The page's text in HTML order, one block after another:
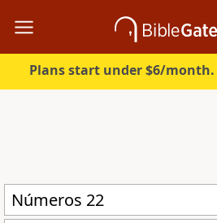
Plans start under $6/month.